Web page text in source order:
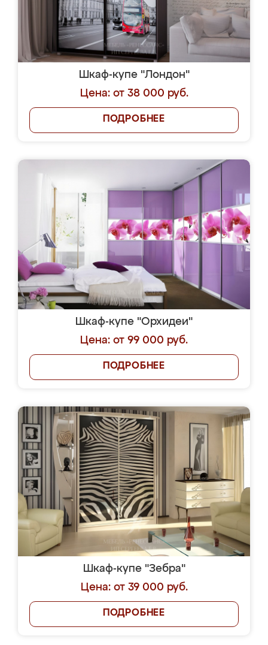
Шкаф-купе "Лондон"
Цена: от 38 000 руб.
ПОДРОБНЕЕ
Шкаф-купе "Орхидеи"
Цена: от 99 000 руб.
ПОДРОБНЕЕ
Шкаф-купе "Зебра"
Цена: от 39 000 руб.
ПОДРОБНЕЕ